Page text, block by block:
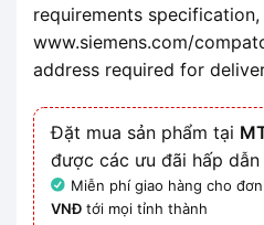
requirements specification,
www.siemens.com/
address required for
Đặt mua sản phẩm tại
được các ưu đãi hấp
Miễn phí giao hàng cho
VNĐ tới mọi tỉnh thành